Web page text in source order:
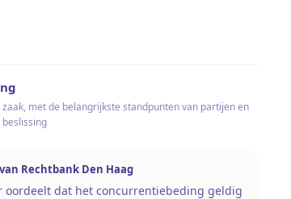
zaak, met de belangrijkste standpunten van partijen en
Rechtbank Den Haag
oordeelt dat het concurrentiebeding geldig